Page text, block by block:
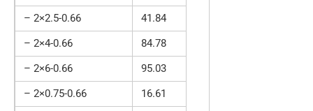
– 2×2.5-0.66
41.84
– 2×4-0.66
84.78
– 2×6-0.66
95.03
– 2×0.75-0.66
16.61